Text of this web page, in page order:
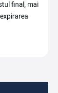
final, mai